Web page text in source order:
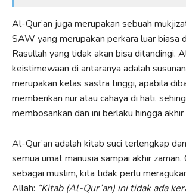
Al-Qur’an juga merupakan sebuah
SAW yang merupakan perkara luar biasa
Rasullah yang tidak akan bisa ditandingi.
keistimewaan di antaranya adalah
merupakan kelas sastra tinggi, apabila
memberikan nur atau cahaya di hati,
membosankan dan ini berlaku hingga akhir
Al-Qur’an adalah kitab suci terlengkap
semua umat manusia sampai akhir zaman.
sebagai muslim, kita tidak perlu
Allah: “Kitab (Al-Qur’an) ini tidak ada